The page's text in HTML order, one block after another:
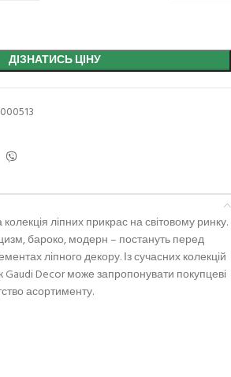
ДІЗНАТИСЬ ЦІНУ
ліпних прикрас на світовому ринку.
бароко, модерн – постануть перед
ліпного декору. Із сучасних колекцій
Gaudi Decor може запропонувати покупцеві
асортименту.